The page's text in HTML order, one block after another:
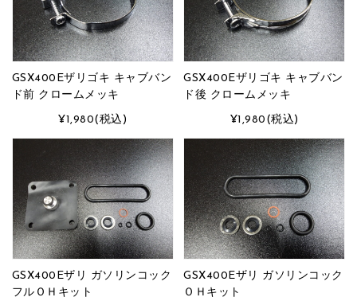
GSX400Eザリゴキ キャブバン
ド前 クロームメッキ
¥1,980(税込)
GSX400Eザリゴキ キャブバン
ド後 クロームメッキ
¥1,980 (税込)
GSX400Eザリ ガソリンコック
フルＯＨキット
GSX400Eザリ ガソリンコック
ＯＨキット